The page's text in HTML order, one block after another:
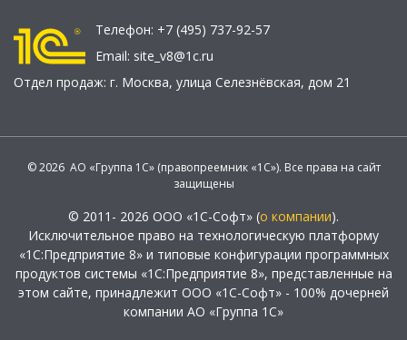
Телефон: +7 (495) 737-92-57
Email: site_v8@1c.ru
Отдел продаж: г. Москва, улица Селезнёвская, дом 21
© 2026 АО «Группа 1С» (правопреемник «1С»). Все права на сайт
защищены
© 2011- 2026 ООО «1С-Софт» (о компании).
Исключительное право на технологическую платформу
«1С:Предприятие 8» и типовые конфигурации программных
продуктов системы «1С:Предприятие 8», представленные на
этом сайте, принадлежит ООО «1С-Софт» - 100% дочерней
компании АО «Группа 1С»